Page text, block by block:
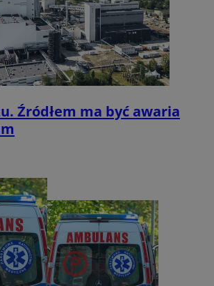
Źródłem ma być awaria